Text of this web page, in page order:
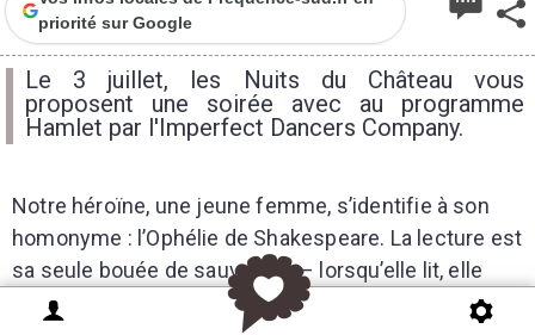
priorité sur Google
Le 3 juillet, les Nuits du Château vous
proposent une soirée avec au programme
Hamlet par l'Imperfect Dancers Company.
Notre héroïne, une jeune femme, s’identifie à son
homonyme : l’Ophélie de Shakespeare. La lecture est
sa seule bouée de sauvetage – lorsqu’elle lit, elle
trouve la paix et la sérénité. En lisant
, elle